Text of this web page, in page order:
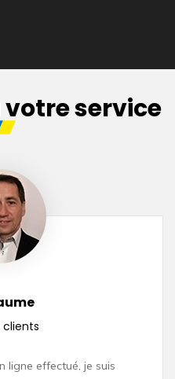
votre service
clients
ligne effectué, je suis